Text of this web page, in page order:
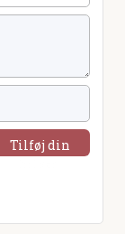
Tilføj din